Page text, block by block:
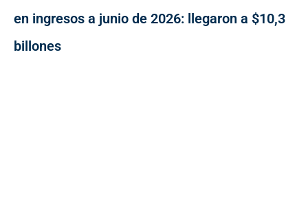
en ingresos a junio de 2026: llegaron a $10,3
billones